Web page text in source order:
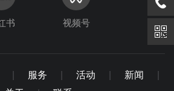
书 视频号
服务 活动 新闻